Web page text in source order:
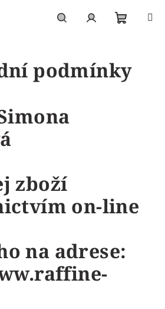
košík
podmínky
zboží
on-line
na adrese: